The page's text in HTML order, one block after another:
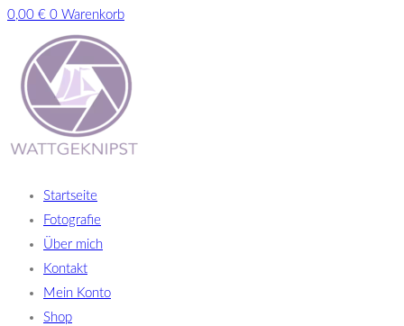
0,00 € 0 Warenkorb
Startseite
Fotografie
Über mich
Kontakt
Mein Konto
Shop